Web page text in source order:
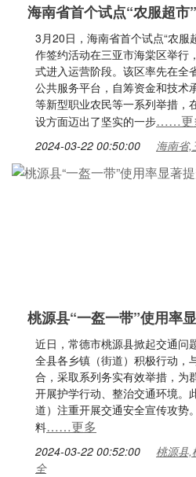
海南省首个试点“农服超市
3月20日，海南省首个试点“农服
作签约活动在三亚市海棠区举行
式进入运营阶段。该区率先在全
公共服务平台，自筹资金和技术
等新型职业农民等一系列举措，
设方面迈出了坚实的一步……更
2024-03-22 00:50:00 海南省,
桃源县“一盔一带”使用率
近日，常德市桃源县掀起交通问
全县各乡镇（街道）积极行动，
合，采取系列务实有效举措，为
开展护学行动、整治交通环境。
道）注重开展交通安全宣传攻势
料……更多
2024-03-22 00:52:00
桃源县,
全